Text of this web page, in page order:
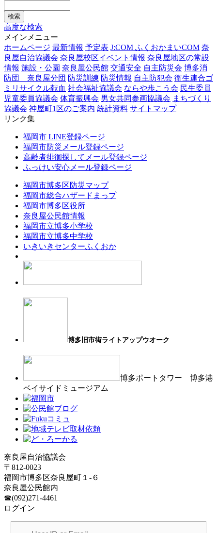
高度な検索
メインメニュー
ホームページ 最新情報 予定表 J:COM ふくおかまいCOM 奈
良屋自治協議会 奈良屋校区イベント情報 奈良屋地区の常設
情報 施設・公園 奈良屋公民館 交通安全 自主防災会 博多消
防団 奈良屋分団 防災訓練 防災情報 自主防犯会 衛生連合ゴ
ミリサイクル献血 社会福祉協議会 ならや歩こう会 民生委員
児童委員協議会 体育振興会 男女共同参画協議会 まちづくり
協議会 神屋町1区のご案内 統計資料 サイトマップ
リンク集
福岡市 LINE登録ページ
福岡市防災メール登録ページ
高齢者徘徊探してメール登録ページ
ふっけい安心メール登録ページ
福岡市博多区防災マップ
福岡市総合ハザードまっプ
福岡市博多区役所
奈良屋公民館情報
福岡市立博多小学校
福岡市立博多中学校
いきいきセンターふくおか
博多旧市街ライトアップウオーク
博多ポートタワー 博多港
ベイサイドミュージアム
奈良屋自治協議会
〒812-0023
福岡市博多区奈良屋町１-６
奈良屋公民館内
☎(092)271-4461
ログイン